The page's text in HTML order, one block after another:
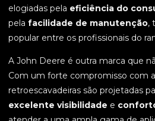
elogiadas pela eficiência do
pela facilidade de manutenção,
popular entre os profissionais do
A John Deere é outra marca que
Com um forte compromisso com
retroescavadeiras são projetadas
excelente visibilidade e